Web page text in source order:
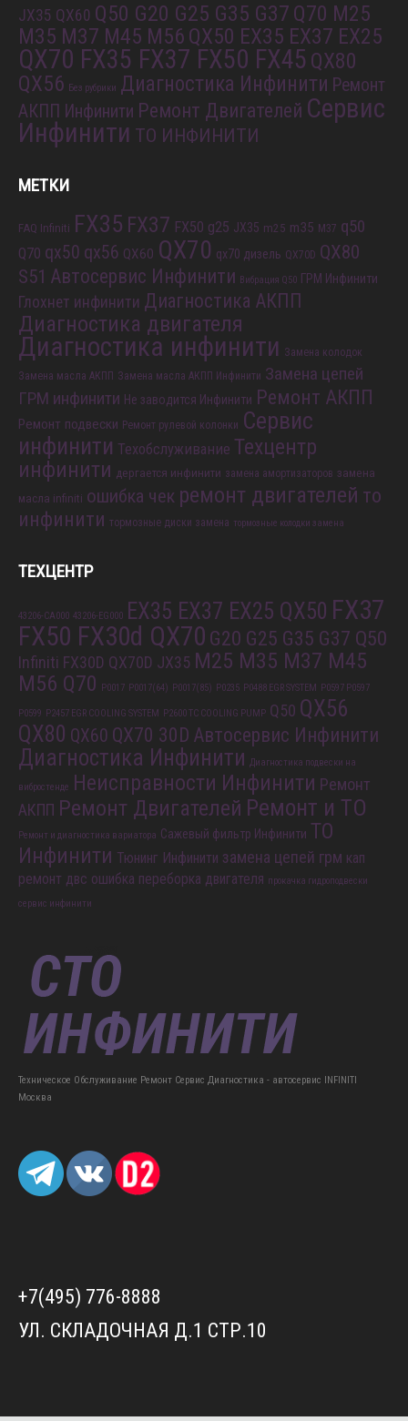
JX35 QX60 Q50 G20 G25 G35 G37 Q70 M25
M35 M37 M45 M56 QX50 EX35 EX37 EX25
QX70 FX35 FX37 FX50 FX45 QX80
QX56 Без рубрики Диагностика Инфинити Ремонт
АКПП Инфинити Ремонт Двигателей Сервис
Инфинити ТО ИНФИНИТИ
МЕТКИ
FAQ Infiniti FX35 FX37 FX50 g25 JX35 m25 m35 M37 q50
Q70 qx50 qx56 QX60 QX70 qx70 дизель QX70D QX80
S51 Автосервис Инфинити Вибрация Q50 ГРМ Инфинити
Глохнет инфинити Диагностика АКПП
Диагностика двигателя
Диагностика инфинити Замена колодок
Замена масла АКПП Замена масла АКПП Инфинити Замена цепей
ГРМ инфинити Не заводится Инфинити Ремонт АКПП
Ремонт подвески Ремонт рулевой колонки Сервис
инфинити Техобслуживание Техцентр
инфинити дергается инфинити замена амортизаторов замена
масла infiniti ошибка чек ремонт двигателей то
инфинити тормозные диски замена тормозные колодки замена
ТЕХЦЕНТР
43206-CA000 43206-EG000 EX35 EX37 EX25 QX50 FX37
FX50 FX30d QX70 G20 G25 G35 G37 Q50
Infiniti FX30D QX70D JX35 M25 M35 M37 M45
M56 Q70 P0017 P0017(64) P0017(85) P0235 P0488 EGR SYSTEM P0597 P0597
P0599 P2457 EGR COOLING SYSTEM P2600 TC COOLING PUMP Q50 QX56
QX80 QX60 QX70 30D Автосервис Инфинити
Диагностика Инфинити Диагностика подвески на
вибростенде Неисправности Инфинити Ремонт
АКПП Ремонт Двигателей Ремонт и ТО
Ремонт и диагностика вариатора Сажевый фильтр Инфинити ТО
Инфинити Тюнинг Инфинити замена цепей грм кап
ремонт двс ошибка переборка двигателя прокачка гидроподвески
сервис инфинити
Техническое Обслуживание Ремонт Сервис Диагностика - автосервис INFINITI
Москва
+7(495) 776-8888
УЛ. СКЛАДОЧНАЯ Д.1 СТР.10